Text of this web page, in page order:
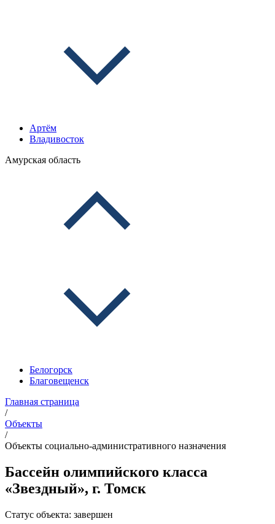
Артём
Владивосток
Амурская область
Белогорск
Благовещенск
Главная страница
/
Объекты
/
Объекты социально-административного назначения
Бассейн олимпийского класса
«Звездный», г. Томск
Статус объекта: завершен